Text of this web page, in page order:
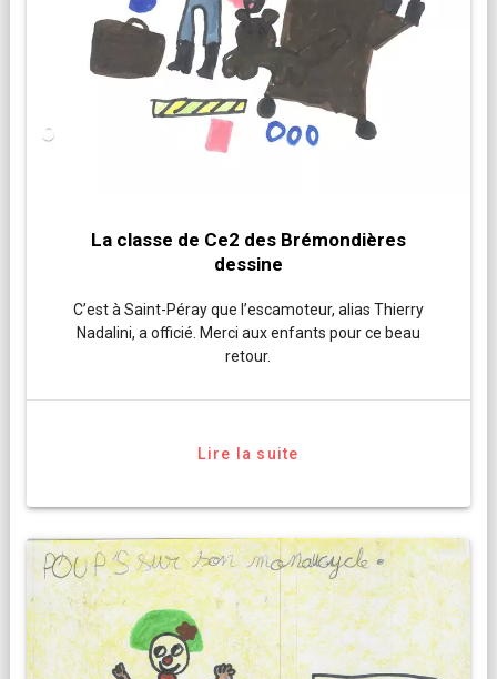
La classe de Ce2 des Brémondières
dessine
C’est à Saint-Péray que l’escamoteur, alias Thierry
Nadalini, a officié. Merci aux enfants pour ce beau
retour.
Lire la suite